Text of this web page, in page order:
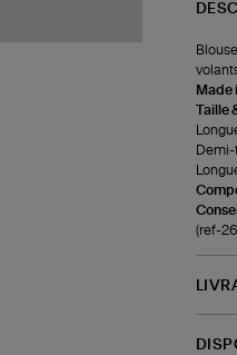
Made
Taille
Demi-
(ref-